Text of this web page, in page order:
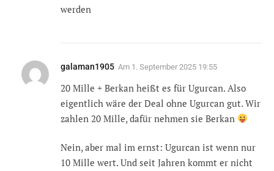
werden
galaman1905 Am 1. September 2025 19:55
20 Mille + Berkan heißt es für Ugurcan. Also
eigentlich wäre der Deal ohne Ugurcan gut. Wir
zahlen 20 Mille, dafür nehmen sie Berkan
Nein, aber mal im ernst: Ugurcan ist wenn nur
10 Mille wert. Und seit Jahren kommt er nicht